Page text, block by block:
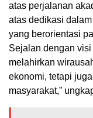
atas perjalanan
atas dedikasi
yang berorientasi
Sejalan dengan
melahirkan
ekonomi, tetapi
masyarakat,”